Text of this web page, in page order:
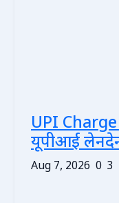
UPI
यूपीआई
Aug 7, 2026 0 3